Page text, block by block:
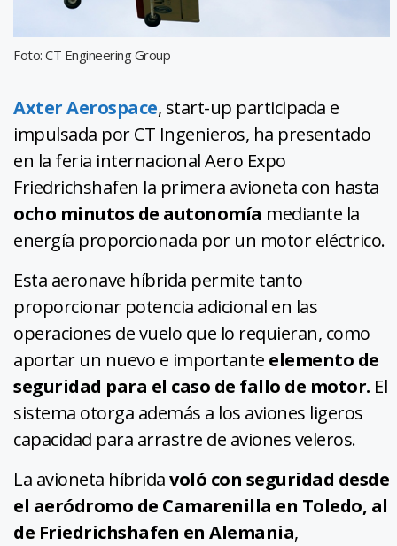
Foto: CT Engineering Group
Axter Aerospace, start-up participada e
impulsada por CT Ingenieros, ha presentado
en la feria internacional Aero Expo
Friedrichshafen la primera avioneta con hasta
ocho minutos de autonomía mediante la
energía proporcionada por un motor eléctrico.
Esta aeronave híbrida permite tanto
proporcionar potencia adicional en las
operaciones de vuelo que lo requieran, como
aportar un nuevo e importante elemento de
seguridad para el caso de fallo de motor. El
sistema otorga además a los aviones ligeros
capacidad para arrastre de aviones veleros.
La avioneta híbridavoló con seguridad desde
el aeródromo de Camarenilla en Toledo, al
de Friedrichshafen en Alemania,